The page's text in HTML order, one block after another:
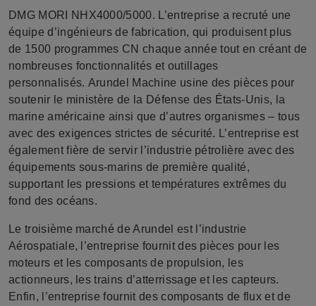
DMG MORI NHX4000/5000. L’entreprise a recruté une
équipe d’ingénieurs de fabrication, qui produisent plus
de 1500 programmes CN chaque année tout en créant de
nombreuses fonctionnalités et outillages
personnalisés. Arundel Machine usine des pièces pour
soutenir le ministère de la Défense des États-Unis, la
marine américaine ainsi que d’autres organismes – tous
avec des exigences strictes de sécurité. L’entreprise est
également fière de servir l’industrie pétrolière avec des
équipements sous-marins de première qualité,
supportant les pressions et températures extrêmes du
fond des océans.
Le troisième marché de Arundel est l’industrie
Aérospatiale, l’entreprise fournit des pièces pour les
moteurs et les composants de propulsion, les
actionneurs, les trains d’atterrissage et les capteurs.
Enfin, l’entreprise fournit des composants de flux et de